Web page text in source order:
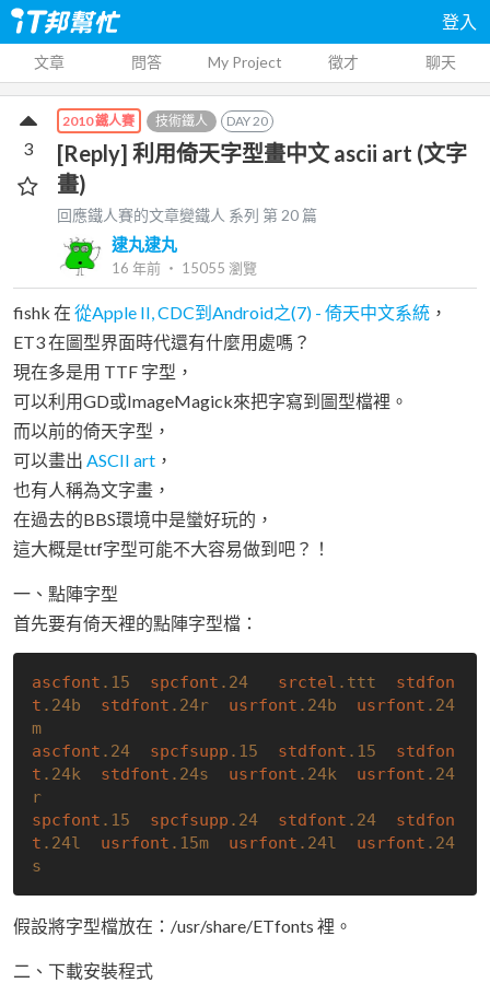
登入
文章 問答 My Project 徵才 聊天
2010 鐵人賽 技術鐵人 DAY20
[Reply] 利用倚天字型畫中文 ascii art (文字
畫)
回應鐵人賽的文章變鐵人 系列 第20 篇
逮丸逮丸
16 年前 ‧ 15055 瀏覽
3
fishk 在 從Apple II, CDC到Android之(7) - 倚天中文系統 ，
ET3 在圖型界面時代還有什麼用處嗎？
現在多是用 TTF 字型，
可以利用GD或ImageMagick來把字寫到圖型檔裡。
而以前的倚天字型，
可以畫出 ASCII art ，
也有人稱為文字畫，
在過去的BBS環境中是蠻好玩的，
這大概是ttf字型可能不大容易做到吧？！
一、點陣字型
首先要有倚天裡的點陣字型檔：
ascfont .15 spcfont .24 srctel .ttt
stdfon
t .24b stdfont .24r usrfont .24b usrfont .24
m
ascfont .24 spcfsupp .15 stdfont .15
stdfon
t .24k stdfont .24s usrfont .24k usrfont .24
r
spcfont .15 spcfsupp .24 stdfont .24
stdfon
t .24l usrfont .15m usrfont .24l usrfont .24
s
假設將字型檔放在：/usr/share/ETfonts 裡。
二、下載安裝程式